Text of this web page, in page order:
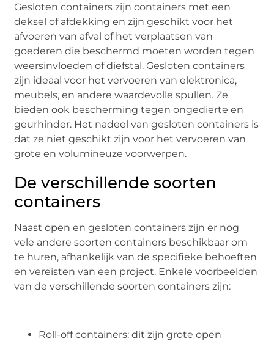
Gesloten containers zijn containers met een
deksel of afdekking en zijn geschikt voor het
afvoeren van afval of het verplaatsen van
goederen die beschermd moeten worden tegen
weersinvloeden of diefstal. Gesloten containers
zijn ideaal voor het vervoeren van elektronica,
meubels, en andere waardevolle spullen. Ze
bieden ook bescherming tegen ongedierte en
geurhinder. Het nadeel van gesloten containers is
dat ze niet geschikt zijn voor het vervoeren van
grote en volumineuze voorwerpen.
De verschillende soorten
containers
Naast open en gesloten containers zijn er nog
vele andere soorten containers beschikbaar om
te huren, afhankelijk van de specifieke behoeften
en vereisten van een project. Enkele voorbeelden
van de verschillende soorten containers zijn:
Roll-off containers: dit zijn grote open